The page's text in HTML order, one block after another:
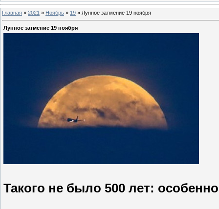
Главная » 2021 » Ноябрь » 19 » Лунное затмение 19 ноября
Лунное затмение 19 ноября
Такого не было 500 лет: